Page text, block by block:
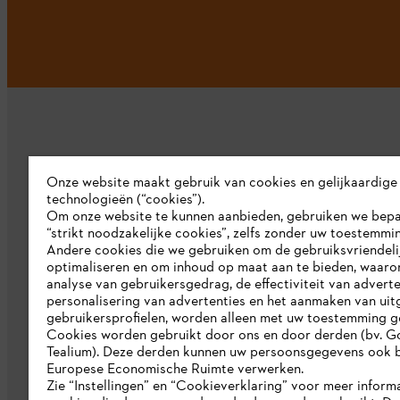
Bedrijf
Over ons
Pers
Werken bij STIHL
Duurzaamheid
STIHL rapportagesysteem
Onze website maakt gebruik van cookies en gelijkaardige
technologieën (“cookies”).
Om onze website te kunnen aanbieden, gebruiken we
“strikt noodzakelijke cookies”, zelfs zonder uw
Andere cookies die we gebruiken om de
optimaliseren en om inhoud op maat aan te bieden,
analyse van gebruikersgedrag, de effectiviteit van
personalisering van advertenties en het aanmaken van
gebruikersprofielen, worden alleen met uw toestemming
Cookies worden gebruikt door ons en door derden (bv.
Tealium). Deze derden kunnen uw persoonsgegevens ook
Europese Economische Ruimte verwerken.
Zie “Instellingen” en “Cookieverklaring” voor meer